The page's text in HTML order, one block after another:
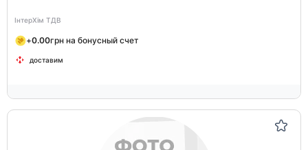
ІнтерХім ТДВ
+0.00грн на бонусный счет
доставим